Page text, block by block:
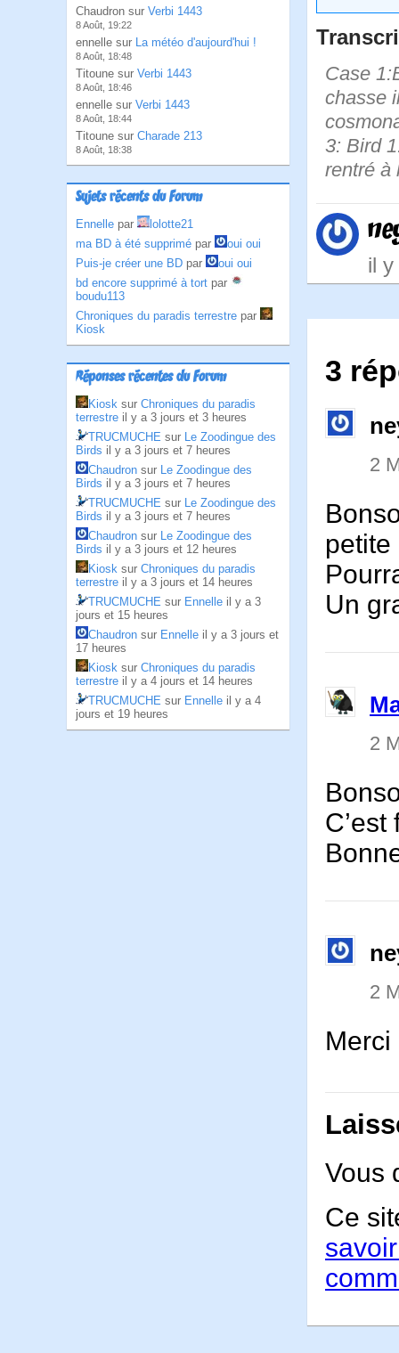
Chaudron sur Verbi 1443
8 Août, 19:22
ennelle sur La météo d'aujourd'hui !
8 Août, 18:48
Titoune sur Verbi 1443
8 Août, 18:46
ennelle sur Verbi 1443
8 Août, 18:44
Titoune sur Charade 213
8 Août, 18:38
Sujets récents du Forum
Ennelle par
lolotte21
ma BD à été supprimé par
oui oui
Puis-je créer une BD par
oui oui
bd encore supprimé à tort par
boudu113
Chroniques du paradis terrestre par
Kiosk
Réponses récentes du Forum
Kiosk sur Chroniques du paradis
terrestre il y a 3 jours et 3 heures
TRUCMUCHE sur Le Zoodingue des
Birds il y a 3 jours et 7 heures
Chaudron sur Le Zoodingue des
Birds il y a 3 jours et 7 heures
TRUCMUCHE sur Le Zoodingue des
Birds il y a 3 jours et 7 heures
Chaudron sur Le Zoodingue des
Birds il y a 3 jours et 12 heures
Kiosk sur Chroniques du paradis
terrestre il y a 3 jours et 14 heures
TRUCMUCHE sur Ennelle il y a 3
jours et 15 heures
Chaudron sur Ennelle il y a 3 jours et
17 heures
Kiosk sur Chroniques du paradis
terrestre il y a 4 jours et 14 heures
TRUCMUCHE sur Ennelle il y a 4
jours et 19 heures
Case
chasse
3: Bird
rentré à
il
3
2
petite
Un
2
C’est
2
Merci
Vous
Ce